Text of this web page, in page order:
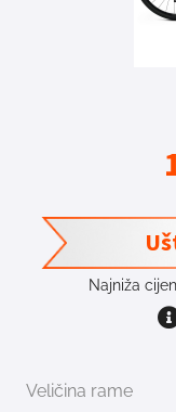
Najniža
Veličina rame